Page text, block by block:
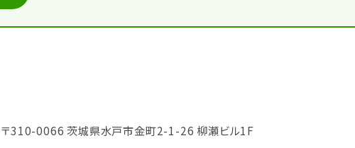
〒310-0066 茨城県水戸市金町2-1-26 柳瀬ビル1F